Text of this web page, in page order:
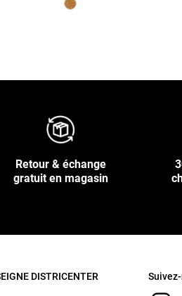
Retour & échange
gratuit en magasin
DISTRICENTER